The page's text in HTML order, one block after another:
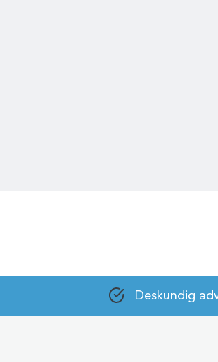
Deskundig